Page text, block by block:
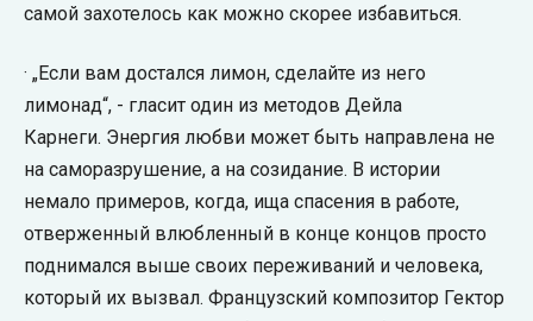
самой захотелось как можно скорее избавиться.
· „Если вам достался лимон, сделайте из него
лимонад“, - гласит один из методов Дейла
Карнеги. Энергия любви может быть направлена не
на саморазрушение, а на созидание. В истории
немало примеров, когда, ища спасения в работе,
отверженный влюбленный в конце концов просто
поднимался выше своих переживаний и человека,
который их вызвал. Французский композитор Гектор